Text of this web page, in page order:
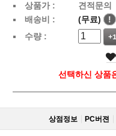
상품가 :
견적문의
배송비 :
(무료)
!
수량 :
+1
선택하신 상품
상점정보 PC버젼